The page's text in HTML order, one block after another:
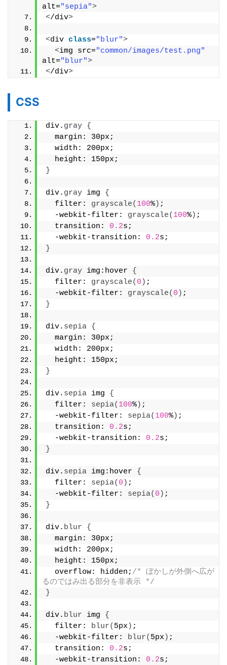
alt="sepia">
</div>
<div class="blur">
<img src="common/images/test.png"
alt="blur">
</div>
CSS
div. gray {
  margin: 30px;
  width: 200px;
  height: 150px;
}
div. gray img {
  filter:
grayscale( 100%) ;
  -webkit-filter:
grayscale( 100%) ;
  transition:
0.2s;
  -webkit-transition:
0.2s;
}
div. gray img:hover {
  filter:
grayscale( 0 ) ;
  -webkit-filter:
grayscale( 0 ) ;
}
div. sepia {
  margin: 30px;
  width: 200px;
  height: 150px;
}
div. sepia img {
  filter:
sepia( 100%) ;
  -webkit-filter:
sepia( 100%) ;
  transition:
0.2s;
  -webkit-transition:
0.2s;
}
div. sepia img:hover {
  filter:
sepia( 0 ) ;
  -webkit-filter:
sepia( 0 ) ;
}
div. blur
{
  margin: 30px;
  width: 200px;
  height: 150px;
  overflow: hidden;
/* ぼかしが外側へ広が
るのではみ出る部分を非表示 */
}
div. blur img {
  filter:
blur( 5px ) ;
  -webkit-filter:
blur( 5px ) ;
  transition:
0.2s;
  -webkit-transition:
0.2s;